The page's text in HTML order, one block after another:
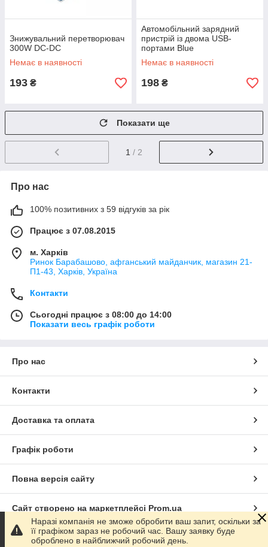
Знижувальний перетворювач
300W DC-DC
Немає в наявності
193 ₴
Автомобільний зарядний
пристрій із двома USB-
портами Blue
Немає в наявності
198 ₴
Показати ще
1 / 2
Про нас
100% позитивних з 59 відгуків за рік
Працює з 07.08.2015
м. Харків
Ринок Барабашово, афганський майданчик, магазин 21-
П1-43, Харків, Україна
Контакти
Сьогодні працює з 08:00 до 14:00
Показати весь графік роботи
Про нас
Контакти
Доставка та оплата
Графік роботи
Повна версія сайту
Сайт створено на маркетплейсі Prom.ua
Політика конфіденційності
Наразі компанія не зможе обробити ваш запит, оскільки за
її графіком зараз не робочий час. Вашу заявку буде
оброблено в найближчий робочий день.